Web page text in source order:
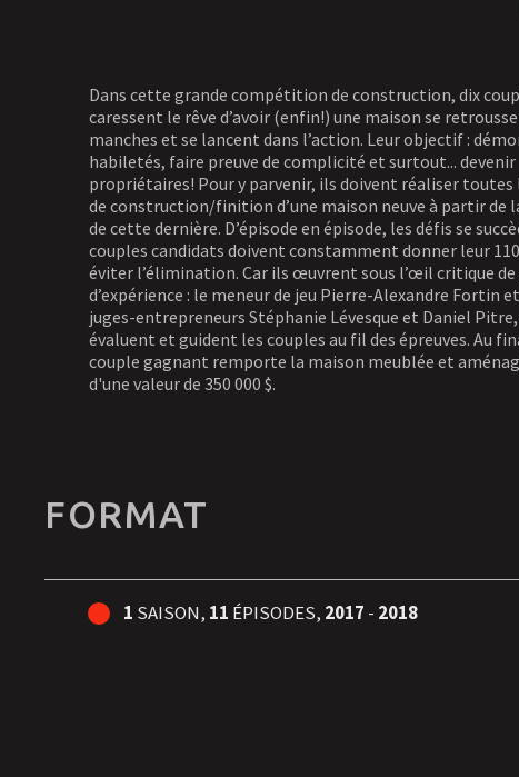
Dans cette grande compétition de construction, dix
caressent le rêve d’avoir (enfin!) une maison se
manches et se lancent dans l’action. Leur objectif :
habiletés, faire preuve de complicité et surtout... devenir
propriétaires! Pour y parvenir, ils doivent réaliser toutes
de construction/finition d’une maison neuve à partir de
de cette dernière. D’épisode en épisode, les défis se
couples candidats doivent constamment donner leur
éviter l’élimination. Car ils œuvrent sous l’œil critique de
d’expérience : le meneur de jeu Pierre-Alexandre Fortin
juges-entrepreneurs Stéphanie Lévesque et Daniel
évaluent et guident les couples au fil des épreuves. Au
couple gagnant remporte la maison meublée et
d'une valeur de 350 000 $.
FORMAT
1 SAISON, 11 ÉPISODES, 2017 - 2018